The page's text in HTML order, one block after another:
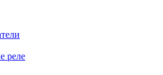
реле